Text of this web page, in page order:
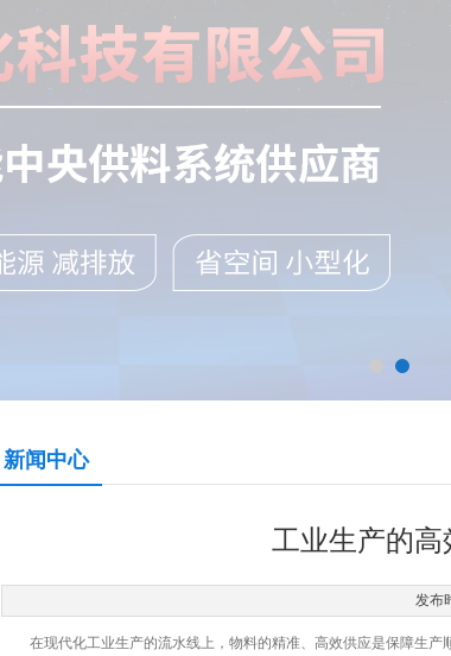
新闻中心
工业生产的
发布
在现代化工业生产的流水线上，物料的精准、高效供应是保障生产